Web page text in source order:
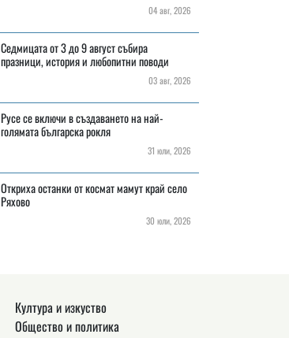
04 авг, 2026
Седмицата от 3 до 9 август събира
празници, история и любопитни поводи
03 авг, 2026
Русе се включи в създаването на най-
голямата българска рокля
31 юли, 2026
Откриха останки от космат мамут край село
Ряхово
30 юли, 2026
Култура и изкуство
Общество и политика